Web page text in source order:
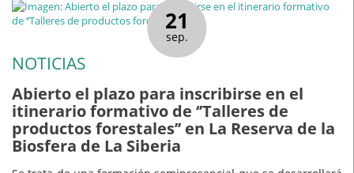
21
sep.
NOTICIAS
Abierto el plazo para inscribirse en el
itinerario formativo de ‘’Talleres de
productos forestales’’ en La Reserva de la
Biosfera de La Siberia